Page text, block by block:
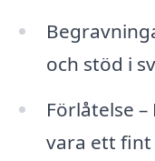
och stöd i
Förlåtelse
vara ett